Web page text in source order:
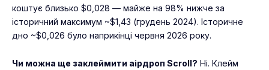
коштує близько $0,028 — майже на 98% нижче за
історичний максимум ~$1,43 (грудень 2024). Історичне
дно ~$0,026 було наприкінці червня 2026 року.
Чи можна ще заклеймити аірдроп Scroll? Ні. Клейм